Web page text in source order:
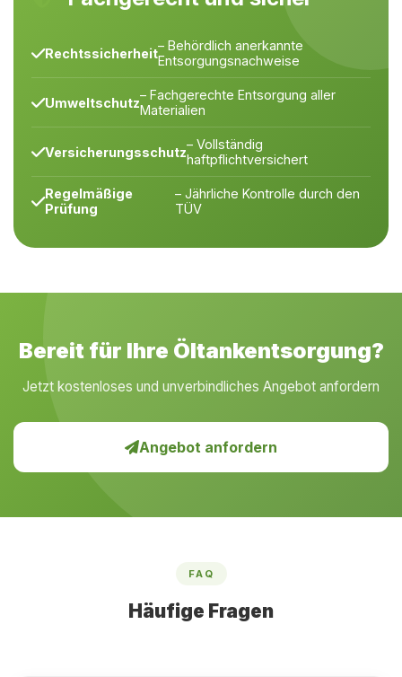
Rechtssicherheit– Behördlich anerkannte
Entsorgungsnachweise
Umweltschutz– Fachgerechte Entsorgung aller
Materialien
Versicherungsschutz– Vollständig
haftpflichtversichert
Regelmäßige
Prüfung
– Jährliche Kontrolle durch den
TÜV
Bereit für Ihre Öltankentsorgung?
Jetzt kostenloses und unverbindliches Angebot anfordern
Angebot anfordern
FAQ
Häufige Fragen